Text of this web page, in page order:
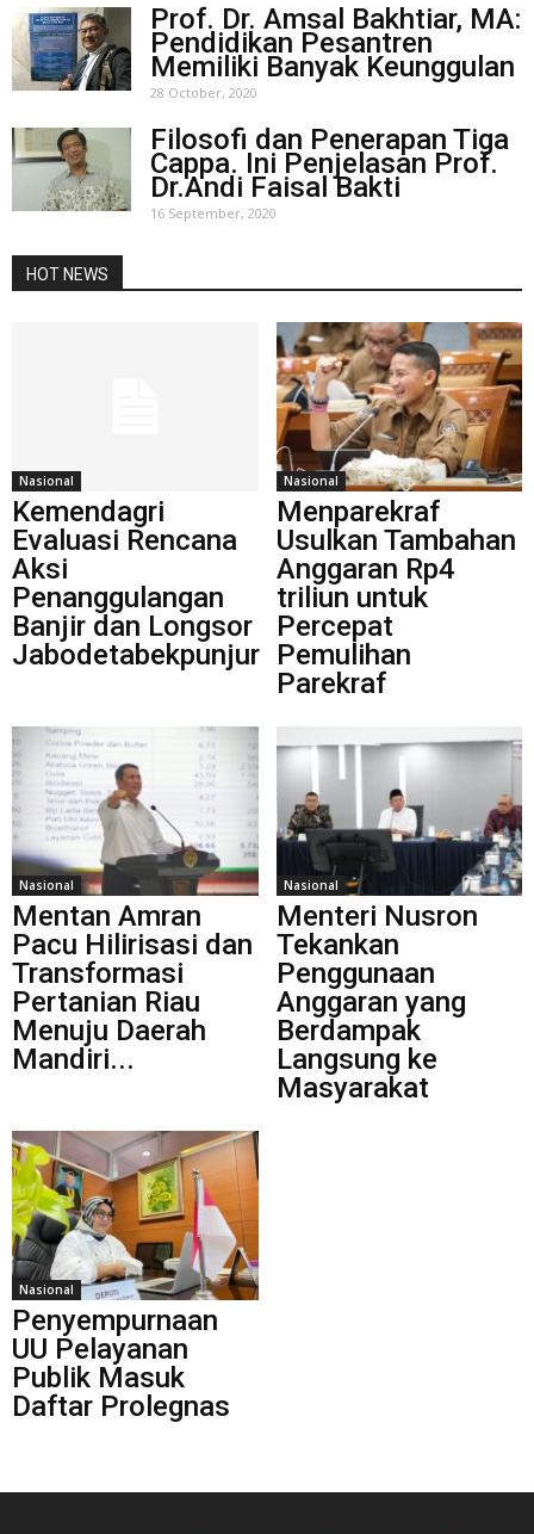
Prof. Dr. Amsal Bakhtiar, MA:
Pendidikan Pesantren
Memiliki Banyak Keunggulan
28 October, 2020
Filosofi dan Penerapan Tiga
Cappa. Ini Penjelasan Prof.
Dr.Andi Faisal Bakti
16 September, 2020
HOT NEWS
Nasional
Kemendagri
Evaluasi Rencana
Aksi
Penanggulangan
Banjir dan Longsor
Jabodetabekpunjur
Nasional
Menparekraf
Usulkan Tambahan
Anggaran Rp4
triliun untuk
Percepat
Pemulihan
Parekraf
Nasional
Mentan Amran
Pacu Hilirisasi dan
Transformasi
Pertanian Riau
Menuju Daerah
Mandiri...
Nasional
Menteri Nusron
Tekankan
Penggunaan
Anggaran yang
Berdampak
Langsung ke
Masyarakat
Nasional
Penyempurnaan
UU Pelayanan
Publik Masuk
Daftar Prolegnas